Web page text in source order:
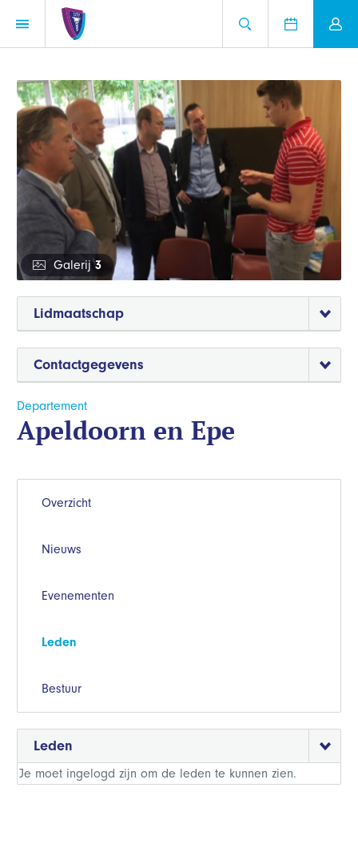
Galerij3
Lidmaatschap
Contactgegevens
Departement
Apeldoorn en Epe
Overzicht
Nieuws
Evenementen
Leden
Bestuur
Leden
Je moet ingelogd zijn om de leden te kunnen zien.